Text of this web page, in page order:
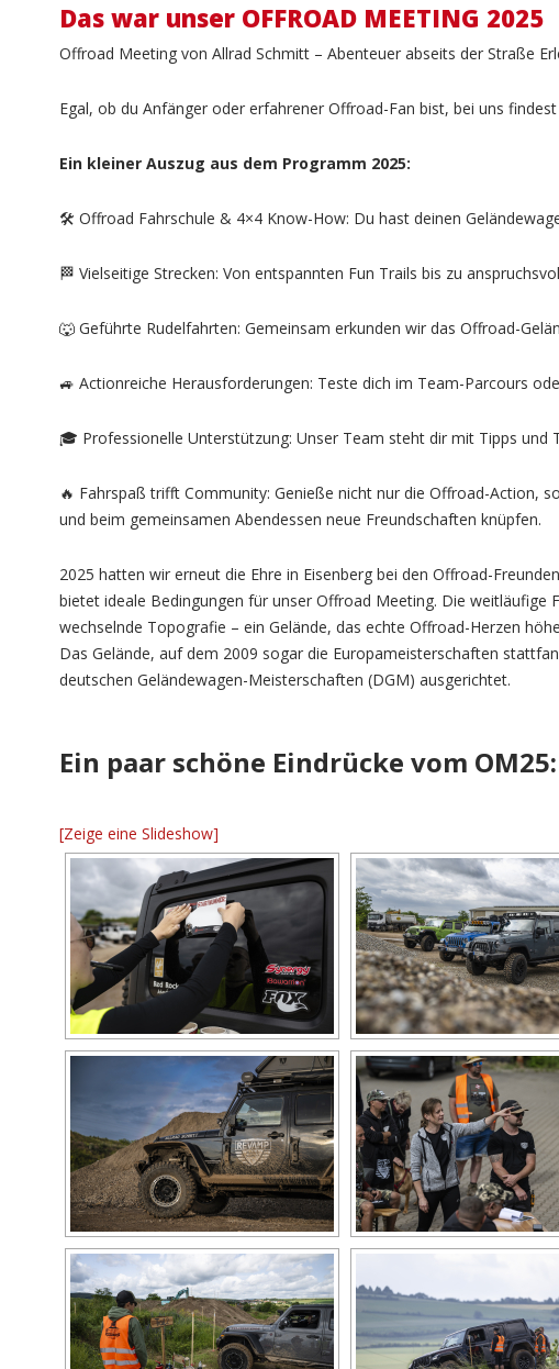
Das war unser OFFROAD MEETING 2025
Offroad Meeting von Allrad Schmitt – Abenteuer abseits der Straße
Egal, ob du Anfänger oder erfahrener Offroad-Fan bist, bei uns
Ein kleiner Auszug aus dem Programm 2025:
🛠️ Offroad Fahrschule & 4×4 Know-How: Du hast deinen
🏁 Vielseitige Strecken: Von entspannten Fun Trails bis zu
🐺 Geführte Rudelfahrten: Gemeinsam erkunden wir das Offroad-
🚙 Actionreiche Herausforderungen: Teste dich im Team-Parcours
🎓 Professionelle Unterstützung: Unser Team steht dir mit Tipps und
🔥 Fahrspaß trifft Community: Genieße nicht nur die Offroad-Action,
und beim gemeinsamen Abendessen neue Freundschaften knüpfen.
2025 hatten wir erneut die Ehre in Eisenberg bei den Offroad-
bietet ideale Bedingungen für unser Offroad Meeting. Die weitläufige
wechselnde Topografie – ein Gelände, das echte Offroad-Herzen
Das Gelände, auf dem 2009 sogar die Europameisterschaften
deutschen Geländewagen-Meisterschaften (DGM) ausgerichtet.
Ein paar schöne Eindrücke vom OM25:
[Zeige eine Slideshow]